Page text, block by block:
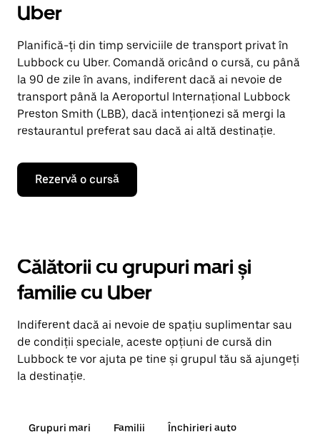
Uber
Planifică-ți din timp serviciile de transport privat în
Lubbock cu Uber. Comandă oricând o cursă, cu până
la 90 de zile în avans, indiferent dacă ai nevoie de
transport până la Aeroportul Internațional Lubbock
Preston Smith (LBB), dacă intenționezi să mergi la
restaurantul preferat sau dacă ai altă destinație.
Rezervă o cursă
Călătorii cu grupuri mari și
familie cu Uber
Indiferent dacă ai nevoie de spațiu suplimentar sau
de condiții speciale, aceste opțiuni de cursă din
Lubbock te vor ajuta pe tine și grupul tău să ajungeți
la destinație.
Grupuri mari Familii Închirieri auto